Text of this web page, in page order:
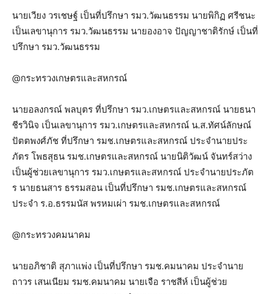
นายเวียง วรเชษฐ์ เป็นที่ปรึกษา รมว.วัฒนธรรม นายพิกิฏ ศรีชนะ
เป็นเลขานุการ รมว.วัฒนธรรม นายองอาจ ปัญญาชาติรักษ์ เป็นที่
ปรึกษา รมว.วัฒนธรรม
@กระทรวงเกษตรและสหกรณ์
นายอลงกรณ์ พลบุตร ที่ปรึกษา รมว.เกษตรและสหกรณ์ นายธนา
ชีรวินิจ เป็นเลขานุการ รมว.เกษตรและสหกรณ์ น.ส.ทัศน์ลักษณ์
ปัตตพงศ์ภัช ที่ปรึกษา รมช.เกษตรและสหกรณ์ ประจำนายประ
ภัตร โพธสุธน รมช.เกษตรและสหกรณ์ นายนิติวัฒน์ จันทร์สว่าง
เป็นผู้ช่วยเลขานุการ รมว.เกษตรและสหกรณ์ ประจำนายประภัต
ร นายธนสาร ธรรมสอน เป็นที่ปรึกษา รมช.เกษตรและสหกรณ์
ประจำ ร.อ.ธรรมนัส พรหมเผ่า รมช.เกษตรและสหกรณ์
@กระทรวงคมนาคม
นายอภิชาติ สุภาแพ่ง เป็นที่ปรึกษา รมช.คมนาคม ประจำนาย
ถาวร เสนเนียม รมช.คมนาคม นายเจือ ราชสีห์ เป็นผู้ช่วย